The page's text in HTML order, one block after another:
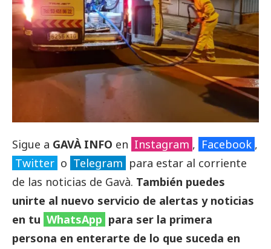
Sigue a GAVÀ INFO en Instagram , Facebook ,
Twitter o Telegram para estar al corriente
de las noticias de Gavà. También puedes
unirte al nuevo servicio de alertas y noticias
en tu WhatsApp para ser la primera
persona en enterarte de lo que suceda en